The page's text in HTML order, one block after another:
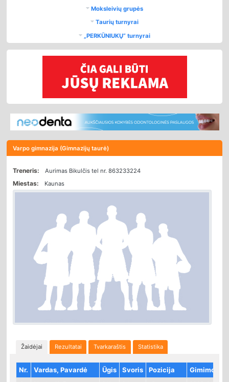
Moksleivių grupės
Taurių turnyrai
„PERKŪNIUKŲ“ turnyrai
Varpo gimnazija (Gimnazijų taurė)
Treneris: Aurimas Bikulčis tel nr. 863233224
Miestas: Kaunas
Žaidėjai Rezultatai Tvarkaraštis Statistika
Nr. Vardas, Pavardė Ūgis Svoris Pozicija Gimimo